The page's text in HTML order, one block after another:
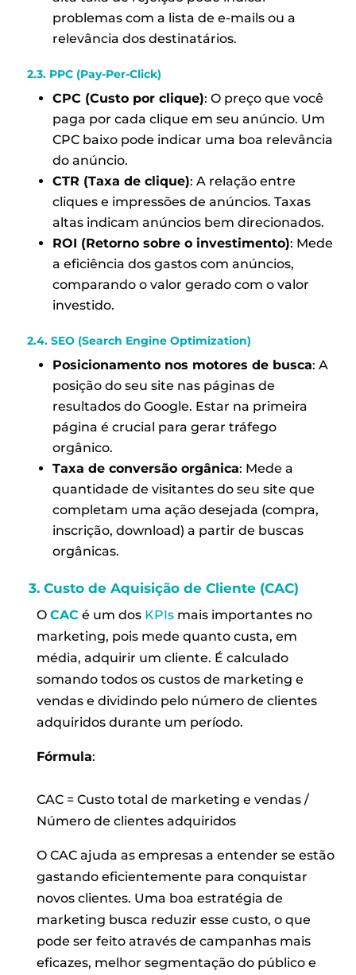
problemas com a lista de e-mails ou a
relevância dos destinatários.
2.3. PPC (Pay-Per-Click)
CPC (Custo por clique): O preço que você
paga por cada clique em seu anúncio. Um
CPC baixo pode indicar uma boa relevância
do anúncio.
CTR (Taxa de clique): A relação entre
cliques e impressões de anúncios. Taxas
altas indicam anúncios bem direcionados.
ROI (Retorno sobre o investimento): Mede
a eficiência dos gastos com anúncios,
comparando o valor gerado com o valor
investido.
2.4. SEO (Search Engine Optimization)
Posicionamento nos motores de busca: A
posição do seu site nas páginas de
resultados do Google. Estar na primeira
página é crucial para gerar tráfego
orgânico.
Taxa de conversão orgânica: Mede a
quantidade de visitantes do seu site que
completam uma ação desejada (compra,
inscrição, download) a partir de buscas
orgânicas.
3. Custo de Aquisição de Cliente (CAC)
OCAC é um dos KPIs mais importantes no
marketing, pois mede quanto custa, em
média, adquirir um cliente. É calculado
somando todos os custos de marketing e
vendas e dividindo pelo número de clientes
adquiridos durante um período.
Fórmula:
CAC = Custo total de marketing e vendas /
Número de clientes adquiridos
O CAC ajuda as empresas a entender se estão
gastando eficientemente para conquistar
novos clientes. Uma boa estratégia de
marketing busca reduzir esse custo, o que
pode ser feito através de campanhas mais
eficazes, melhor segmentação do público e